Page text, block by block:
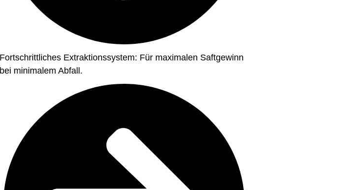
Fortschrittliches Extraktionssystem: Für maximalen Saftgewinn
bei minimalem Abfall.